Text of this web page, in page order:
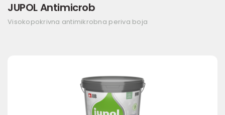
JUPOL Antimicrob
Visokopokrivna antimikrobna periva boja